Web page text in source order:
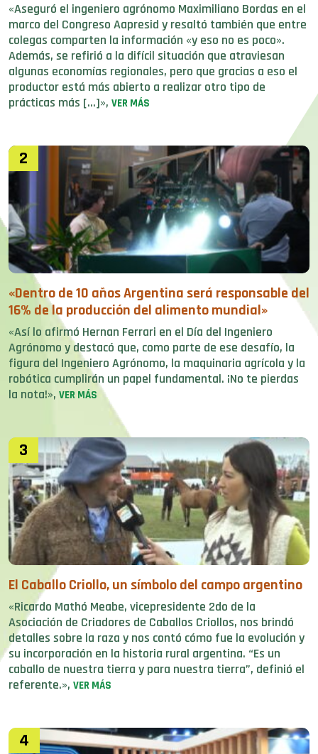
«Aseguró el ingeniero agrónomo Maximiliano Bordas en el
marco del Congreso Aapresid y resaltó también que entre
colegas comparten la información «y eso no es poco».
Además, se refirió a la difícil situación que atraviesan
algunas economías regionales, pero que gracias a eso el
productor está más abierto a realizar otro tipo de
prácticas más […]», VER MÁS
2
«Dentro de 10 años Argentina será responsable del
16% de la producción del alimento mundial»
«Así lo afirmó Hernan Ferrari en el Día del Ingeniero
Agrónomo y destacó que, como parte de ese desafío, la
figura del Ingeniero Agrónomo, la maquinaria agrícola y la
robótica cumplirán un papel fundamental. ¡No te pierdas
la nota!», VER MÁS
3
El Caballo Criollo, un símbolo del campo argentino
«Ricardo Mathó Meabe, vicepresidente 2do de la
Asociación de Criadores de Caballos Criollos, nos brindó
detalles sobre la raza y nos contó cómo fue la evolución y
su incorporación en la historia rural argentina. “Es un
caballo de nuestra tierra y para nuestra tierra”, definió el
referente.», VER MÁS
4